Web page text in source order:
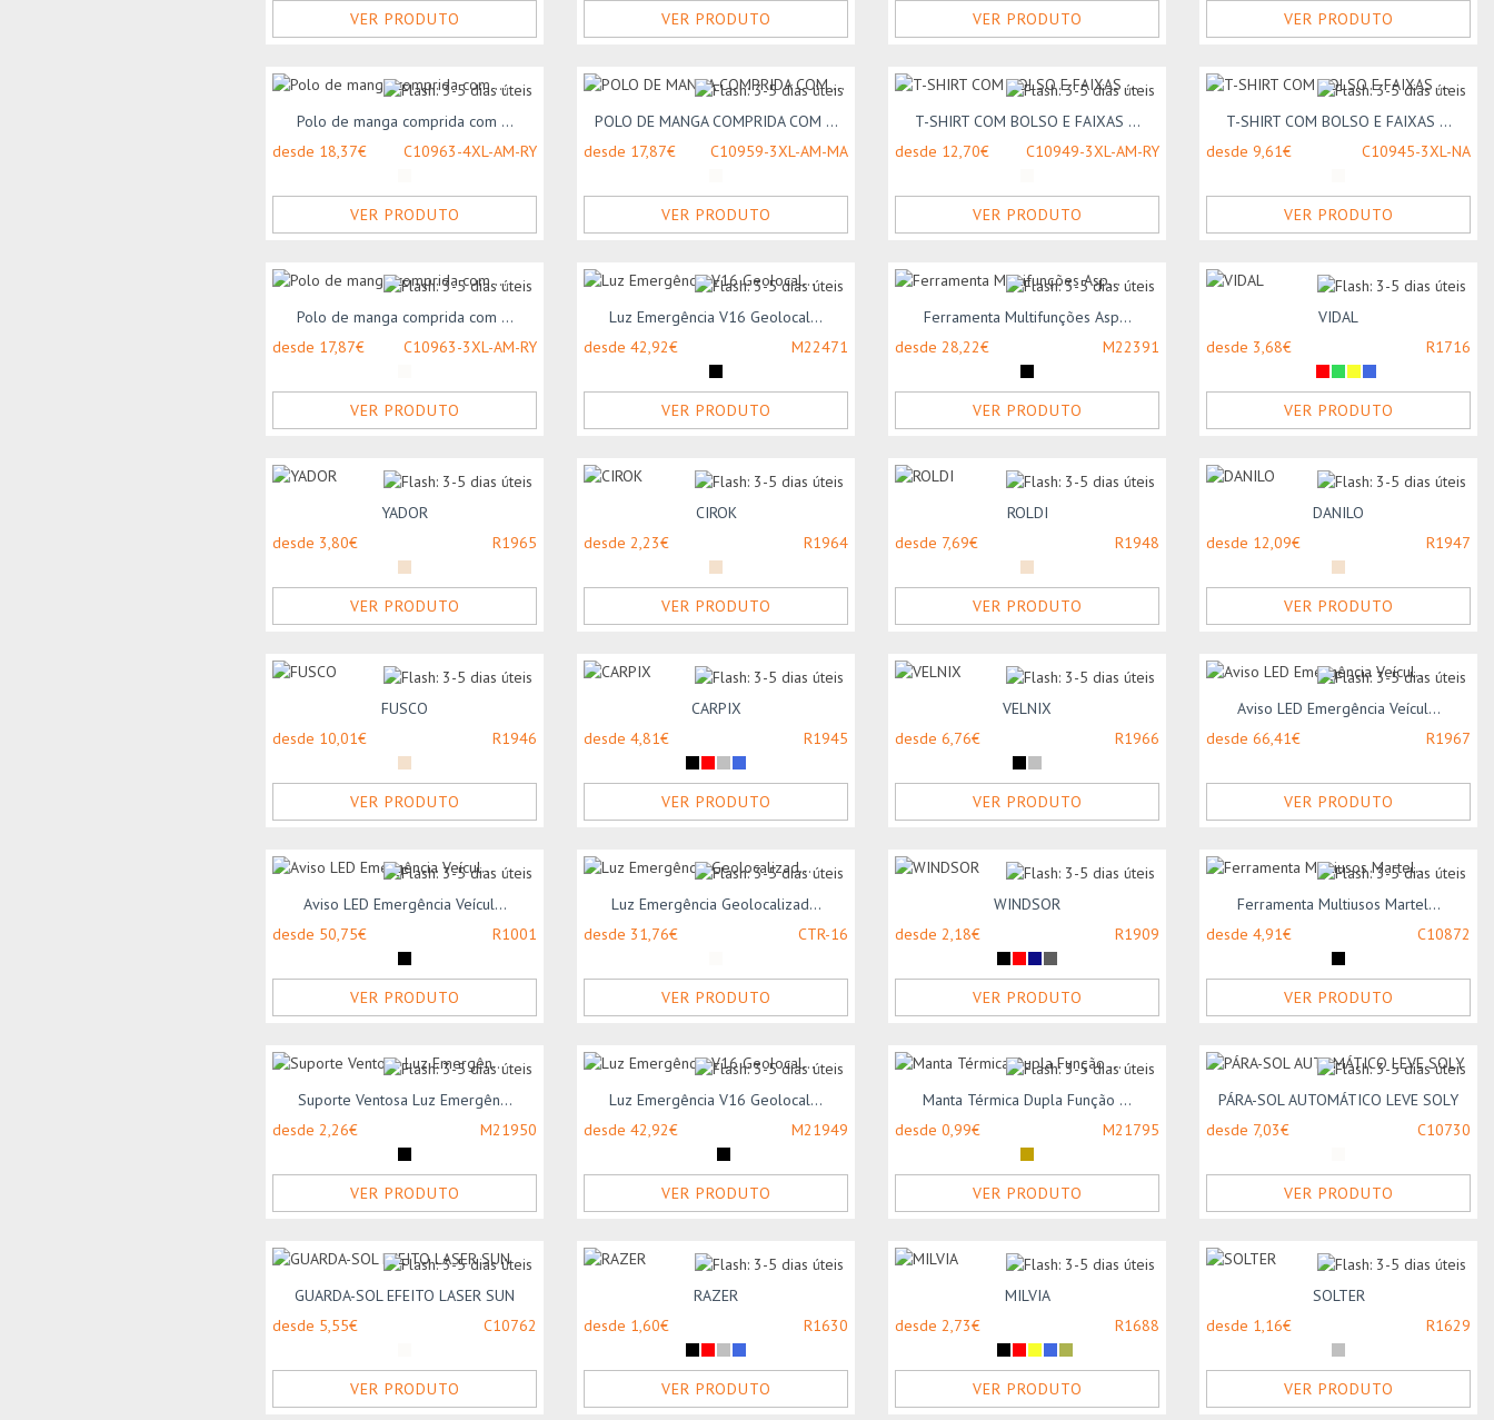
VER PRODUTO VER PRODUTO VER PRODUTO VER PRODUTO
Polo de manga comprida com ...
desde 18,37€
C10963-4XL-AM-RY
VER PRODUTO
POLO DE MANGA COMPRIDA COM ...
desde 17,87€
C10959-3XL-AM-MA
VER PRODUTO
T-SHIRT COM BOLSO E FAIXAS ...
desde 12,70€
C10949-3XL-AM-RY
VER PRODUTO
T-SHIRT COM BOLSO E FAIXAS ...
desde 9,61€
C10945-3XL-NA
VER PRODUTO
Polo de manga comprida com ...
desde 17,87€
C10963-3XL-AM-RY
VER PRODUTO
Luz Emergência V16 Geolocal...
desde 42,92€
M22471
VER PRODUTO
Ferramenta Multifunções Asp...
desde 28,22€
M22391
VER PRODUTO
VIDAL
desde 3,68€
R1716
VER PRODUTO
YADOR
desde 3,80€
R1965
VER PRODUTO
CIROK
desde 2,23€
R1964
VER PRODUTO
ROLDI
desde 7,69€
R1948
VER PRODUTO
DANILO
desde 12,09€
R1947
VER PRODUTO
FUSCO
desde 10,01€
R1946
VER PRODUTO
CARPIX
desde 4,81€
R1945
VER PRODUTO
VELNIX
desde 6,76€
R1966
VER PRODUTO
Aviso LED Emergência Veícul...
desde 66,41€
R1967
VER PRODUTO
Aviso LED Emergência Veícul...
desde 50,75€
R1001
VER PRODUTO
Luz Emergência Geolocalizad...
desde 31,76€
CTR-16
VER PRODUTO
WINDSOR
desde 2,18€
R1909
VER PRODUTO
Ferramenta Multiusos Martel...
desde 4,91€
C10872
VER PRODUTO
Suporte Ventosa Luz Emergên...
desde 2,26€
M21950
VER PRODUTO
Luz Emergência V16 Geolocal...
desde 42,92€
M21949
VER PRODUTO
Manta Térmica Dupla Função ...
desde 0,99€
M21795
VER PRODUTO
PÁRA-SOL AUTOMÁTICO LEVE SOLY
desde 7,03€
C10730
VER PRODUTO
GUARDA-SOL EFEITO LASER SUN
desde 5,55€
C10762
VER PRODUTO
RAZER
desde 1,60€
R1630
VER PRODUTO
MILVIA
desde 2,73€
R1688
VER PRODUTO
SOLTER
desde 1,16€
R1629
VER PRODUTO